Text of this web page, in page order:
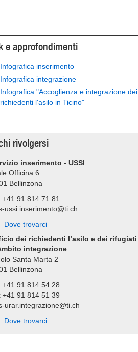
e approfondimenti
Infografica inserimento
Infografica integrazione
Infografica "Accoglienza e integrazione dei
richiedenti l'asilo in Ticino"
rivolgersi
inserimento - USSI
Officina 6
Bellinzona
+41 91 814 71 81
ussi.inserimento@ti.ch
Dove trovarci
dei richiedenti l’asilo e dei rifugiati
integrazione
Santa Marta 2
Bellinzona
+41 91 814 54 28
+41 91 814 51 39
urar.integrazione@ti.ch
Dove trovarci